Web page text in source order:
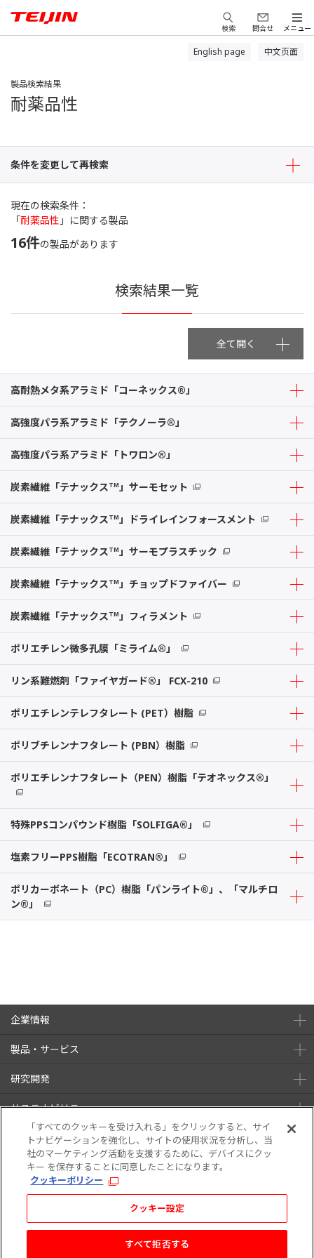
検索 問合せ メニュー
English page 中文页面
製品検索結果
耐薬品性
条件を変更して再検索
現在の検索条件
「耐薬品性 」に関する製品
16件の製品があります
検索結果一覧
全て開く
高耐熱メタ系アラミド「コーネックス®」
高強度パラ系アラミド「テクノーラ®」
高強度パラ系アラミド「トワロン®」
炭素繊維「テナックスTM」サーモセット
炭素繊維「テナックスTM」ドライレインフォースメント
炭素繊維「テナックスTM」サーモプラスチック
炭素繊維「テナックスTM」チョップドファイバー
炭素繊維「テナックスTM」フィラメント
ポリエチレン微多孔膜「ミライム®」
リン系難燃剤「ファイヤガード®」 FCX-210
ポリエチレンテレフタレート (PET）樹脂
ポリブチレンナフタレート (PBN）樹脂
ポリエチレンナフタレート（PEN）樹脂「テオネックス®」
特殊PPSコンパウンド樹脂「SOLFIGA®」
塩素フリーPPS樹脂「ECOTRAN®」
ポリカーボネート（PC）樹脂「パンライト®」、「マルチロ
ン®」
企業情報
製品・サービス
研究開発
サステナビリティ
株主・投資家情報
ニュース 採用情報
プライバシーポリシー
ウェブアクセシビリティ
ソーシャルメディアポリシー
「すべてのクッキーを受け入れる」をクリックすると、サイ
トナビゲーションを強化し、サイトの使用状況を分析し、当
社のマーケティング活動を支援するために、デバイスにクッ
キー を保存することに同意したことになります。
クッキーポリシー
クッキー設定
すべて拒否する